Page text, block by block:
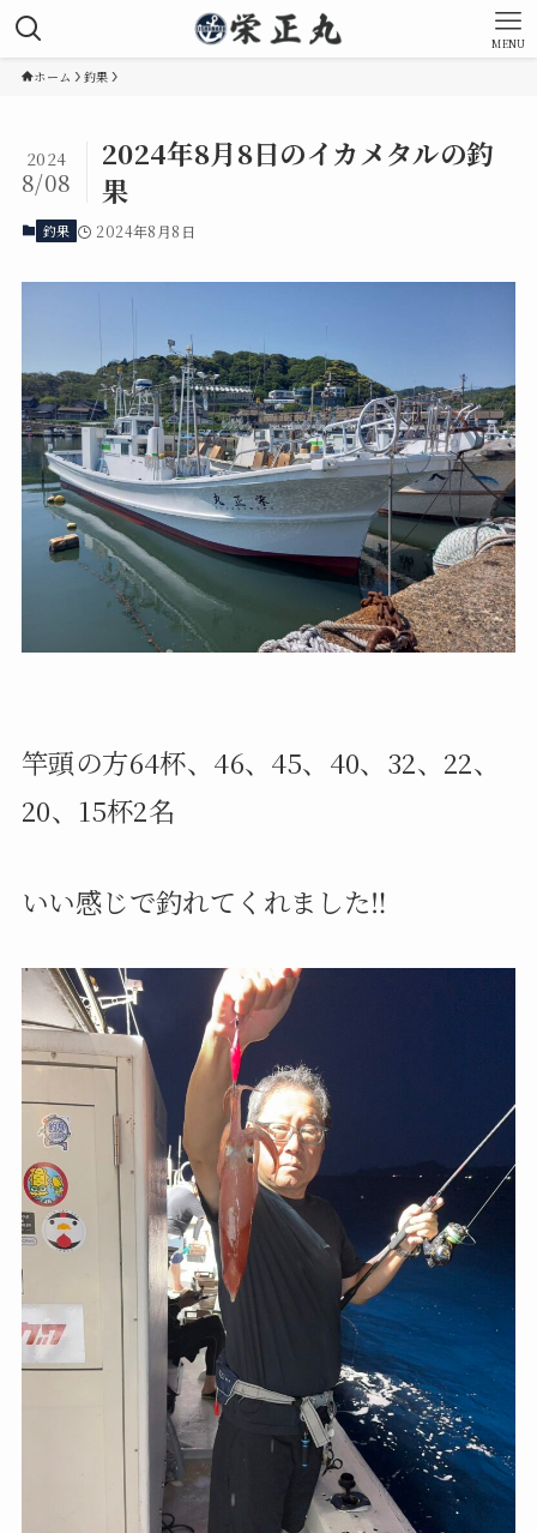
MENU
ホーム 釣果
2024年8月8日のイカメタルの釣
果
2024
8/08
釣果 2024年8月8日
竿頭の方64杯、46、45、40、32、22、
20、15杯2名
いい感じで釣れてくれました‼